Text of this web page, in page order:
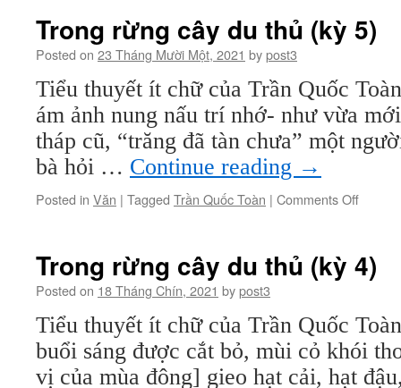
Trong rừng cây du thủ (kỳ 5)
Posted on 23 Tháng Mười Một, 2021 bypost3
Tiểu thuyết ít chữ của Trần Quốc
ám ảnh nung nấu trí nhớ- như vừa
tháp cũ, “trăng đã tàn chưa” một
bà hỏi … Continue reading →
Posted in Văn | Tagged Trần Quốc Toàn | Comments Offon
du
5)
Trong rừng cây du thủ (kỳ 4)
Posted on 18 Tháng Chín, 2021 bypost3
Tiểu thuyết ít chữ của Trần Quốc
buổi sáng được cắt bỏ, mùi cỏ khói
vị của mùa đông] gieo hạt cải, hạt